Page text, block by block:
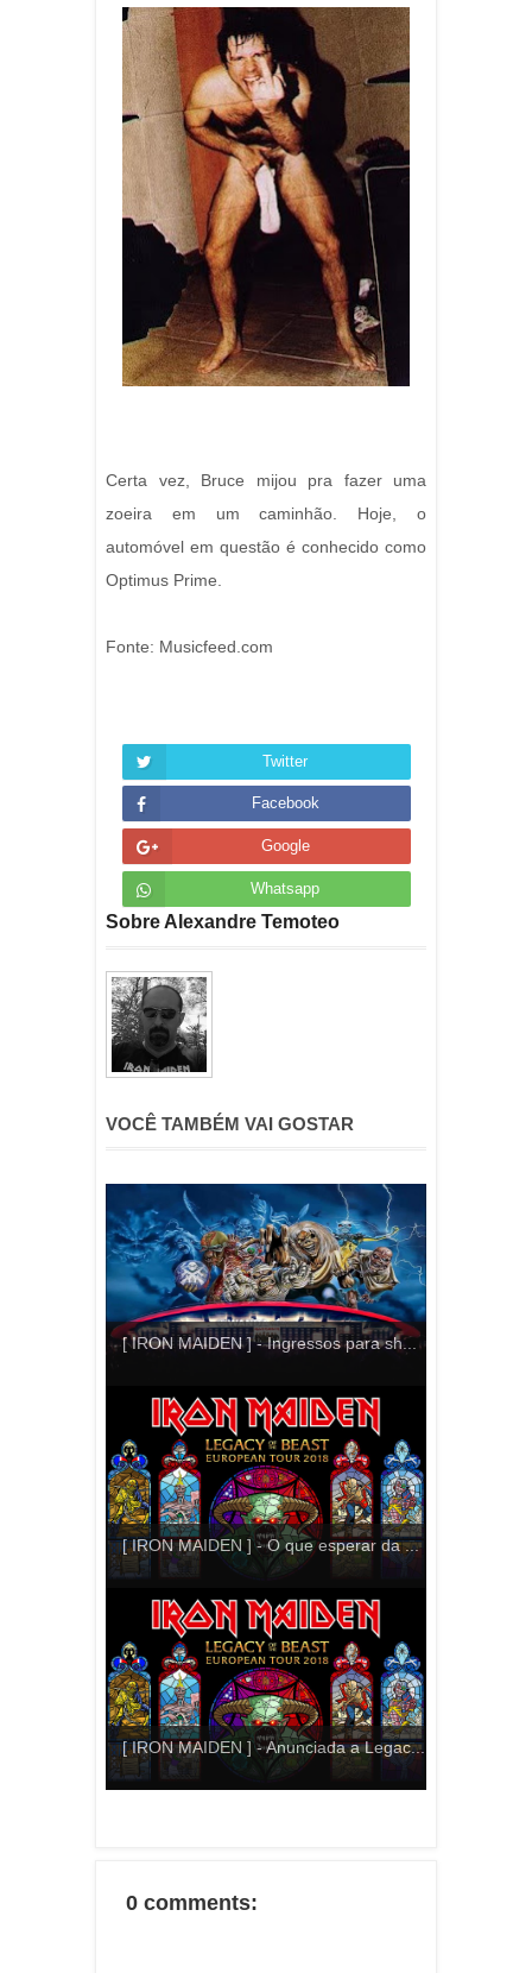
Certa vez, Bruce mijou pra fazer uma
zoeira em um caminhão. Hoje, o
automóvel em questão é conhecido como
Optimus Prime.
Fonte: Musicfeed.com
Twitter
Facebook
Google
Whatsapp
Sobre Alexandre Temoteo
VOCÊ TAMBÉM VAI GOSTAR
[ IRON MAIDEN ] - Ingressos para sh...
[ IRON MAIDEN ] - O que esperar da ...
[ IRON MAIDEN ] - Anunciada a Legac...
0 comments: